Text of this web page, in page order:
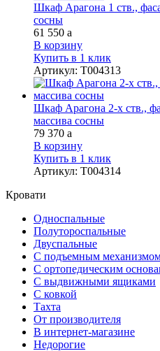
Шкаф Арагона 1 ств.,
сосны
61 550 a
В корзину
Купить в 1 клик
Артикул: Т004313
Шкаф Арагона 2-х ств.,
массива сосны
79 370 a
В корзину
Купить в 1 клик
Артикул: Т004314
Кровати
Односпальные
Полутороспальные
Двуспальные
С подъемным
С ортопедическим
С выдвижными ящиками
С ковкой
Тахта
От производителя
В интернет-магазине
Недорогие